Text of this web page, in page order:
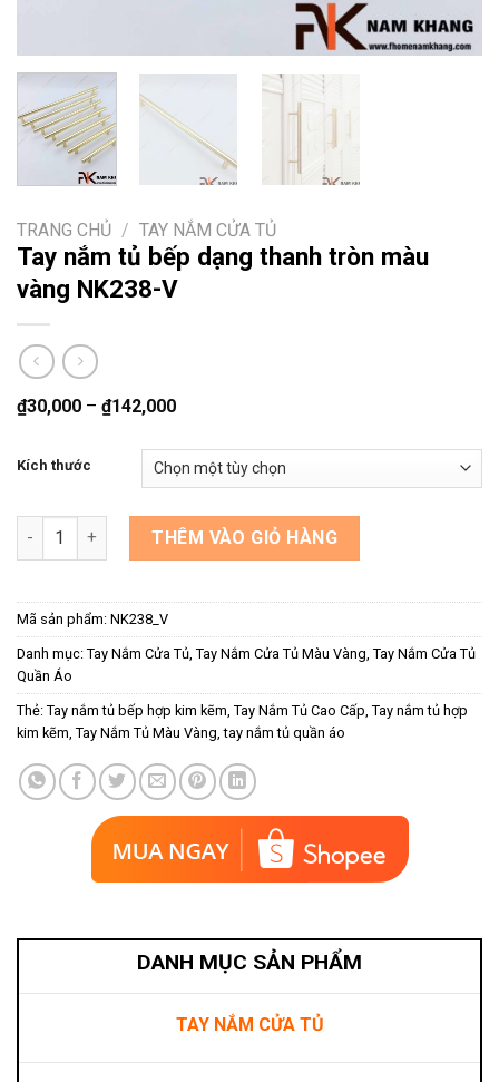
TRANG CHỦ / TAY NẮM CỬA TỦ
Tay nắm tủ bếp dạng thanh tròn màu
vàng NK238-V
₫30,000 – ₫142,000
Kích thước
Tay nắm tủ bếp dạng thanh tròn màu vàng NK238-V số lượng
THÊM VÀO GIỎ HÀNG
Mã sản phẩm: NK238_V
Danh mục: Tay Nắm Cửa Tủ Tay Nắm Cửa Tủ Màu Vàng Tay Nắm Cửa Tủ
Quần Áo
Thẻ: Tay nắm tủ bếp hợp kim kẽm Tay Nắm Tủ Cao Cấp Tay nắm tủ hợp
kim kẽm Tay Nắm Tủ Màu Vàng ,tay nắm tủ quần áo
DANH MỤC SẢN PHẨM
TAY NẮM CỬA TỦ